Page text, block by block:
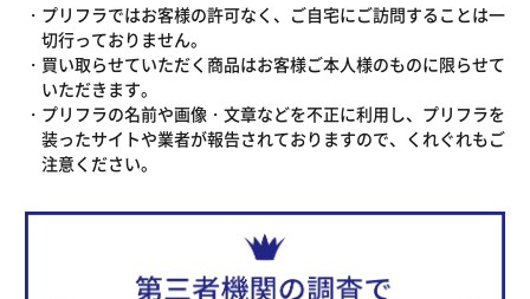
プリフラではお客様の許可なく、ご自宅にご訪問することは一
切行っておりません。
買い取らせていただく商品はお客様ご本人様のものに限らせて
いただきます。
プリフラの名前や画像・文章などを不正に利用し、プリフラを
装ったサイトや業者が報告されておりますので、くれぐれもご
注意ください。